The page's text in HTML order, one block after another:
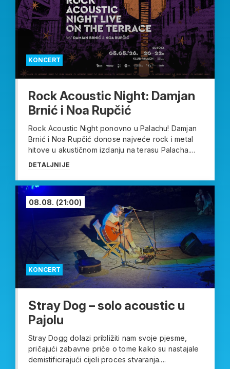
KONCERT
Rock Acoustic Night: Damjan
Brnić i Noa Rupčić
Rock Acoustic Night ponovno u Palachu! Damjan
Brnić i Noa Rupčić donose najveće rock i metal
hitove u akustičnom izdanju na terasu Palacha....
DETALJNIJE
KONCERT
08.08. (21:00)
Stray Dog – solo acoustic u
Pajolu
Stray Dogg dolazi približiti nam svoje pjesme,
pričajući zabavne priče o tome kako su nastajale
demistificirajući cijeli proces stvaranja....